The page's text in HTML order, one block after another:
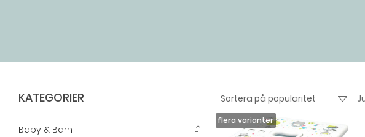
KATEGORIER
Baby & Barn